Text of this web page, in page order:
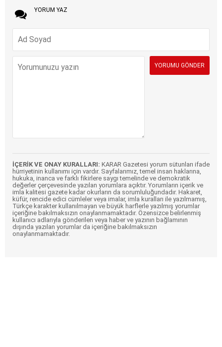
YORUM YAZ
İÇERİK VE ONAY KURALLARI: KARAR Gazetesi yorum sütunları ifade
hürriyetinin kullanımı için vardır. Sayfalarımız, temel insan haklarına,
hukuka, inanca ve farklı fikirlere saygı temelinde ve demokratik
değerler çerçevesinde yazılan yorumlara açıktır. Yorumların içerik ve
imla kalitesi gazete kadar okurların da sorumluluğundadır. Hakaret,
küfür, rencide edici cümleler veya imalar, imla kuralları ile yazılmamış,
Türkçe karakter kullanılmayan ve büyük harflerle yazılmış yorumlar
içeriğine bakılmaksızın onaylanmamaktadır. Özensizce belirlenmiş
kullanıcı adlarıyla gönderilen veya haber ve yazının bağlamının
dışında yazılan yorumlar da içeriğine bakılmaksızın
onaylanmamaktadır.